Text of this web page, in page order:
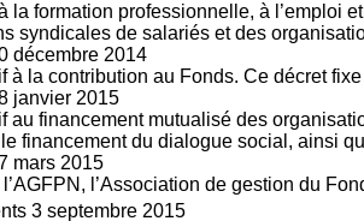
la formation professionnelle, à l’emploi
syndicales de salariés et des
décembre 2014
à la contribution au Fonds. Ce décret
janvier 2015
au financement mutualisé des
financement du dialogue social, ainsi
mars 2015
l’Association de gestion du
3 septembre 2015